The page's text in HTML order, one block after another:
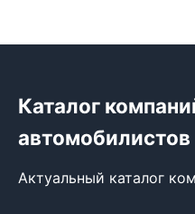
Каталог
автомобилистов
Актуальный каталог